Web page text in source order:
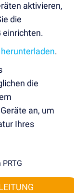
aktivieren,
die
einrichten.
.
die
an, um
Ihres